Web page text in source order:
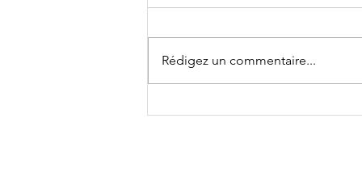
Rédigez un commentaire...